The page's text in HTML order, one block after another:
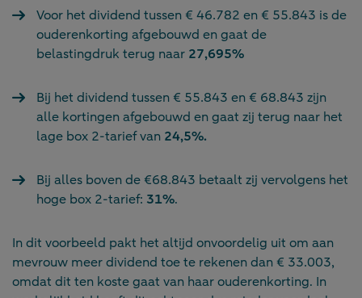
Voor het dividend tussen € 46.782 en € 55.843 is de
ouderenkorting afgebouwd en gaat de
belastingdruk terug naar 27,695%
Bij het dividend tussen € 55.843 en € 68.843 zijn
alle kortingen afgebouwd en gaat zij terug naar het
lage box 2-tarief van 24,5%.
Bij alles boven de €68.843 betaalt zij vervolgens het
hoge box 2-tarief: 31%.
In dit voorbeeld pakt het altijd onvoordelig uit om aan
mevrouw meer dividend toe te rekenen dan € 33.003,
omdat dit ten koste gaat van haar ouderenkorting. In